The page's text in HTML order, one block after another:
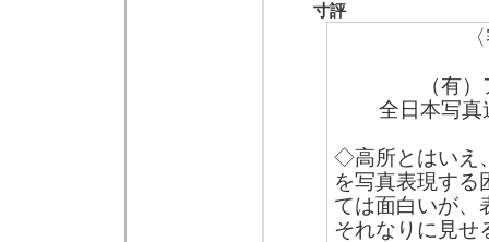
寸評
（有
全日本写
◇高所とはいえ
を写真表現する
ては面白いが、
それなりに見せ